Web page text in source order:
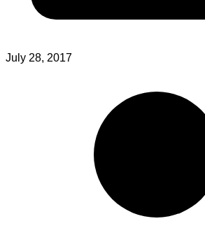
July 28, 2017